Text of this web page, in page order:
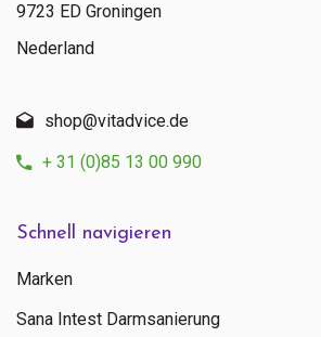
Schnell navigieren
Marken
Sana Intest Darmsanierung
9723 ED Groningen
Nederland
shop@vitadvice.de
+ 31 (0)85 13 00 990